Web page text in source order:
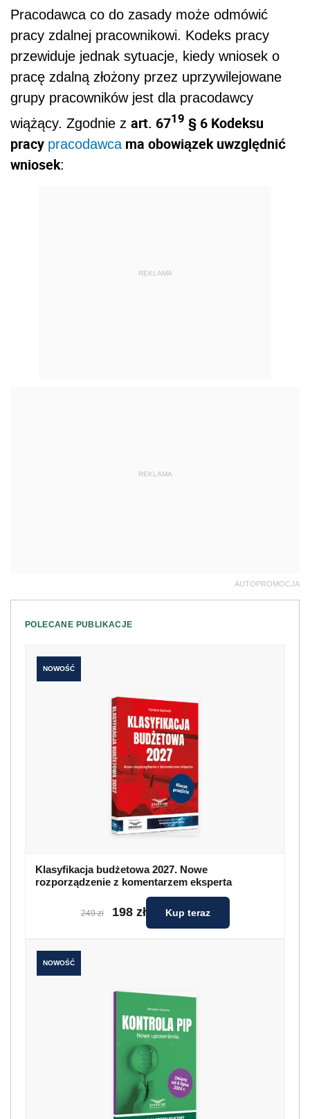
Pracodawca co do zasady może odmówić
pracy zdalnej pracownikowi. Kodeks pracy
przewiduje jednak sytuacje, kiedy wniosek o
pracę zdalną złożony przez uprzywilejowane
grupy pracowników jest dla pracodawcy
wiążący. Zgodnie z art. 6719 § 6 Kodeksu
pracy pracodawcama obowiązek uwzględnić
wniosek:
REKLAMA
REKLAMA
AUTOPROMOCJA
POLECANE PUBLIKACJE
NOWOŚĆ
Klasyfikacja budżetowa 2027. Nowe
rozporządzenie z komentarzem eksperta
249 zł 198 zł Kup teraz
NOWOŚĆ